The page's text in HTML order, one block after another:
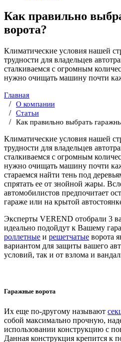
Как правильно
ворота?
Климатические условия нашей
трудности для владельцев
сталкиваемся с огромным
нужно очищать машину почти
Главная
О компании
Статьи
Как правильно выбрать
Климатические условия нашей
трудности для владельцев
сталкиваемся с огромным
нужно очищать машину почти
стараемся найти тень под
спрятать ее от знойной жары.
автомобилистов предпочитает
гараже или на крытой
Эксперты VEREND отобрали 3
идеально подойдут к Вашему
роллетные и решетчатые ворота
вариантом для защиты вашего
условий, так и от взлома и
Гаражные ворота
Их еще по-другому называют
собой максимально прочную,
использовании конструкцию с
Данная конструкция крепится к